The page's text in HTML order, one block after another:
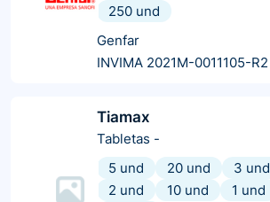
250 und
Genfar
INVIMA 2021M-0011105-R2
Tiamax
Tabletas -
5 und
20 und 3 und
2 und
10 und 1 und